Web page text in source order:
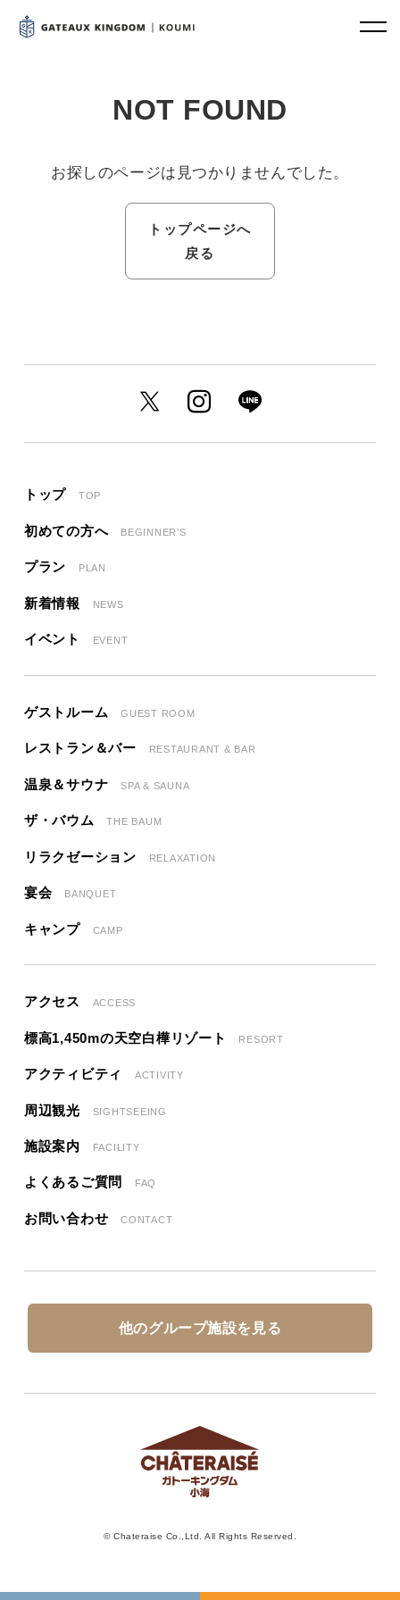
NOT FOUND
お探しのページは見つかりませんでした。
トップページへ
戻る
トップ TOP
初めての方へ BEGINNER’S
プラン PLAN
新着情報 NEWS
イベント EVENT
ゲストルーム GUEST ROOM
レストラン＆バー RESTAURANT & BAR
温泉＆サウナ SPA & SAUNA
ザ・バウム THE BAUM
リラクゼーション RELAXATION
宴会 BANQUET
キャンプ CAMP
アクセス ACCESS
標高1,450mの天空白樺リゾート RESORT
アクティビティ ACTIVITY
周辺観光 SIGHTSEEING
施設案内 FACILITY
よくあるご質問 FAQ
お問い合わせ CONTACT
他のグループ施設を見る
© Chateraise Co.,Ltd. All Rights Reserved.